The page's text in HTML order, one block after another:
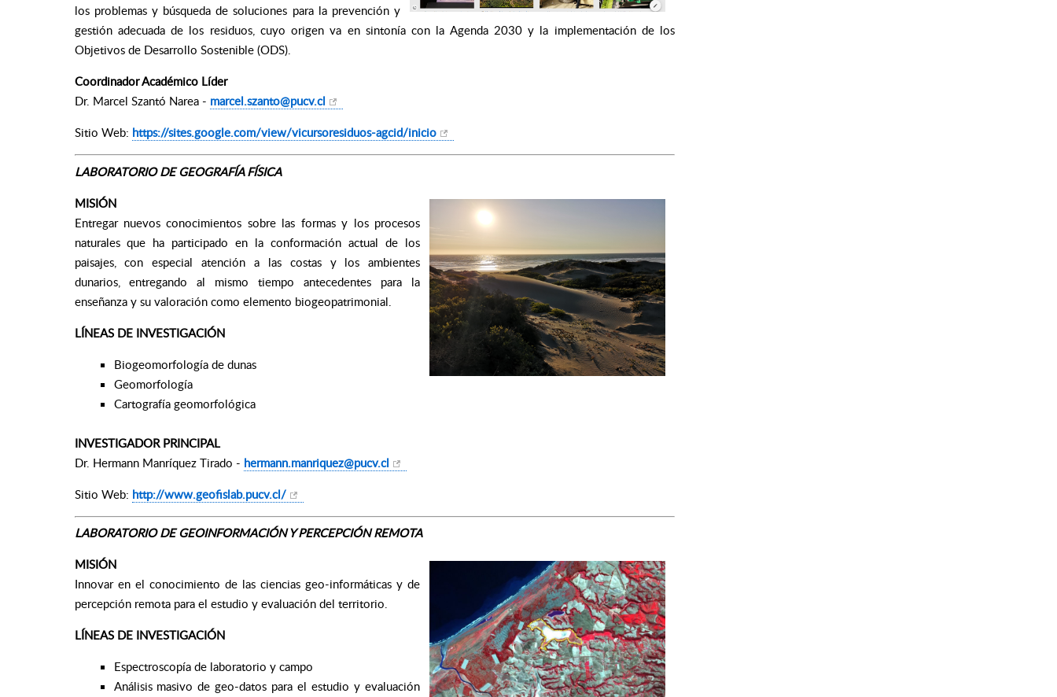
los problemas y búsqueda de soluciones para la prevención y
gestión adecuada de los residuos, cuyo origen va en sintonía con la Agenda 2030 y la implementación de los
Objetivos de Desarrollo Sostenible (ODS).
Coordinador Académico Líder
Dr. Marcel Szantó Narea - marcel.szanto@pucv.cl
Sitio Web: https://sites.google.com/view/vicursoresiduos-agcid/inicio
LABORATORIO DE GEOGRAFÍA FÍSICA
MISIÓN
Entregar nuevos conocimientos sobre las formas y los procesos
naturales que ha participado en la conformación actual de los
paisajes, con especial atención a las costas y los ambientes
dunarios, entregando al mismo tiempo antecedentes para la
enseñanza y su valoración como elemento biogeopatrimonial.
LÍNEAS DE INVESTIGACIÓN
Biogeomorfología de dunas
Geomorfología
Cartografía geomorfológica
INVESTIGADOR PRINCIPAL
Dr. Hermann Manríquez Tirado - hermann.manriquez@pucv.cl
Sitio Web: http://www.geofislab.pucv.cl/
LABORATORIO DE GEOINFORMACIÓN Y PERCEPCIÓN REMOTA
MISIÓN
Innovar en el conocimiento de las ciencias geo-informáticas y de
percepción remota para el estudio y evaluación del territorio.
LÍNEAS DE INVESTIGACIÓN
Espectroscopía de laboratorio y campo
Análisis masivo de geo-datos para el estudio y evaluación